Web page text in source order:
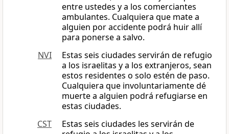
entre ustedes y a los comerciantes
ambulantes. Cualquiera que mate a
alguien por accidente podrá huir allí
para ponerse a salvo.
NVI
Estas seis ciudades servirán de refugio
a los israelitas y a los extranjeros, sean
estos residentes o solo estén de paso.
Cualquiera que involuntariamente dé
muerte a alguien podrá refugiarse en
estas ciudades.
CST
Estas seis ciudades les servirán de